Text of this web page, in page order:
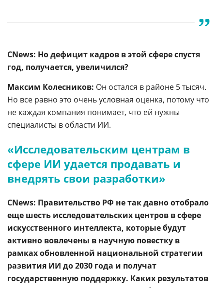
CNews: Но дефицит кадров в этой сфере спустя
год, получается, увеличился?
Максим Колесников: Он остался в районе 5 тысяч.
Но все равно это очень условная оценка, потому что
не каждая компания понимает, что ей нужны
специалисты в области ИИ.
«Исследовательским центрам в
сфере ИИ удается продавать и
внедрять свои разработки»
CNews: Правительство РФ не так давно отобрало
еще шесть исследовательских центров в сфере
искусственного интеллекта, которые будут
активно вовлечены в научную повестку в
рамках обновленной национальной стратегии
развития ИИ до 2030 года и получат
государственную поддержку. Каких результатов